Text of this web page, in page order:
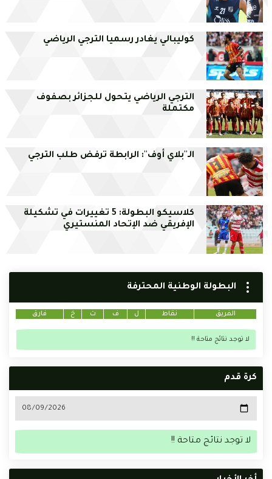
كوليبالي يغادر رسميا الترجي الرياضي
الترجي الرياضي يتحول للجزائر بصفوف
مكتملة
الـ''بلاي أوف'': الرابطة ترفض طلب الترجي
كلاسيكو البطولة: 5 تغييرات في تشكيلة
الإفريقي ضد الإتحاد المنستيري
البطولة الوطنية المحترفة
الفريق نقاط ل ف ت خ فارق
لا توجد نتائج متاحة !!
كرة قدم
لا توجد نتائج متاحة !!